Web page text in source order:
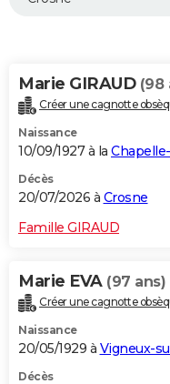
Alimentation
Guide de la santé
Maladies
Médicaments
Sommeil
VOYAGE
Destinations
City break
Voyage nature
Voyage de noces
Forum
Climat
+PHOTO
GUIDES D'ACHAT
Carte de Noël
Carte Bonne année
Carte Saint-Valentin
Carte Pâques
Carte d'anniversaire
DICTIONNAIRE
Dictionnaire
Biographies
Citations
Expressions
Proverbes
PROGRAMME TV
Marie GIRAUD (98
Créer une cagnotte
Naissance
10/09/1927 à la
Décès
20/07/2026 à Crosne
Famille GIRAUD
Marie EVA (97 ans)
Créer une cagnotte
Naissance
20/05/1929 à Vigneux-
Décès